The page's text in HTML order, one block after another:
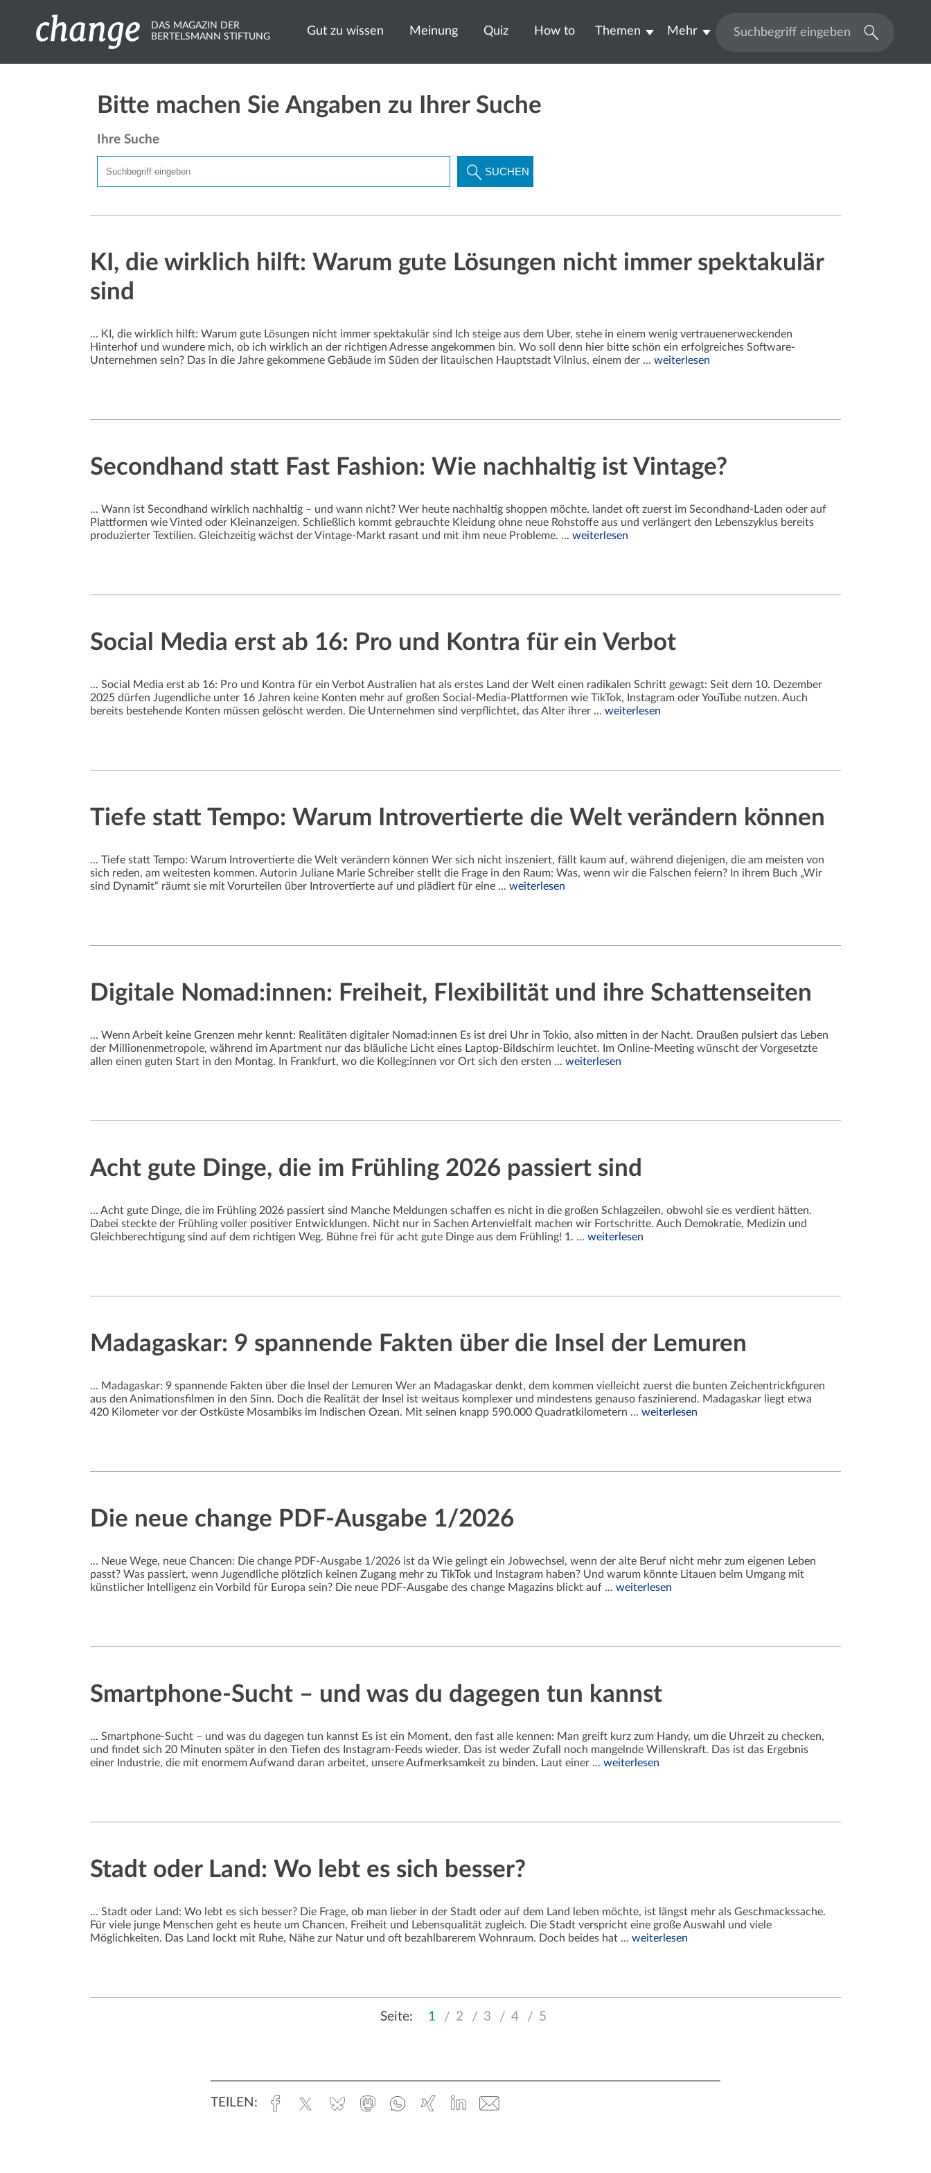
DAS MAGAZIN DER
BERTELSMANN STIFTUNG
Suchen
Gut zu wissen Meinung Quiz How to Themen Mehr
Bitte machen Sie Angaben zu Ihrer Suche
Ihre Suche
Suchbegriff
eingeben
SUCHEN
KI, die wirklich hilft: Warum gute Lösungen nicht immer spektakulär
sind
... KI, die wirklich hilft: Warum gute Lösungen nicht immer spektakulär sind Ich steige aus dem Uber, stehe in einem wenig vertrauenerweckenden
Hinterhof und wundere mich, ob ich wirklich an der richtigen Adresse angekommen bin. Wo soll denn hier bitte schön ein erfolgreiches Software-
Unternehmen sein? Das in die Jahre gekommene Gebäude im Süden der litauischen Hauptstadt Vilnius, einem der ... weiterlesen
Secondhand statt Fast Fashion: Wie nachhaltig ist Vintage?
... Wann ist Secondhand wirklich nachhaltig – und wann nicht? Wer heute nachhaltig shoppen möchte, landet oft zuerst im Secondhand-Laden oder auf
Plattformen wie Vinted oder Kleinanzeigen. Schließlich kommt gebrauchte Kleidung ohne neue Rohstoffe aus und verlängert den Lebenszyklus bereits
produzierter Textilien. Gleichzeitig wächst der Vintage-Markt rasant und mit ihm neue Probleme. ... weiterlesen
Social Media erst ab 16: Pro und Kontra für ein Verbot
... Social Media erst ab 16: Pro und Kontra für ein Verbot Australien hat als erstes Land der Welt einen radikalen Schritt gewagt: Seit dem 10. Dezember
2025 dürfen Jugendliche unter 16 Jahren keine Konten mehr auf großen Social-Media-Plattformen wie TikTok, Instagram oder YouTube nutzen. Auch
bereits bestehende Konten müssen gelöscht werden. Die Unternehmen sind verpflichtet, das Alter ihrer ... weiterlesen
Tiefe statt Tempo: Warum Introvertierte die Welt verändern können
... Tiefe statt Tempo: Warum Introvertierte die Welt verändern können Wer sich nicht inszeniert, fällt kaum auf, während diejenigen, die am meisten von
sich reden, am weitesten kommen. Autorin Juliane Marie Schreiber stellt die Frage in den Raum: Was, wenn wir die Falschen feiern? In ihrem Buch „Wir
sind Dynamit“ räumt sie mit Vorurteilen über Introvertierte auf und plädiert für eine ... weiterlesen
Digitale Nomad:innen: Freiheit, Flexibilität und ihre Schattenseiten
... Wenn Arbeit keine Grenzen mehr kennt: Realitäten digitaler Nomad:innen Es ist drei Uhr in Tokio, also mitten in der Nacht. Draußen pulsiert das Leben
der Millionenmetropole, während im Apartment nur das bläuliche Licht eines Laptop-Bildschirm leuchtet. Im Online-Meeting wünscht der Vorgesetzte
allen einen guten Start in den Montag. In Frankfurt, wo die Kolleg:innen vor Ort sich den ersten ... weiterlesen
Acht gute Dinge, die im Frühling 2026 passiert sind
... Acht gute Dinge, die im Frühling 2026 passiert sind Manche Meldungen schaffen es nicht in die großen Schlagzeilen, obwohl sie es verdient hätten.
Dabei steckte der Frühling voller positiver Entwicklungen. Nicht nur in Sachen Artenvielfalt machen wir Fortschritte. Auch Demokratie, Medizin und
Gleichberechtigung sind auf dem richtigen Weg. Bühne frei für acht gute Dinge aus dem Frühling! 1. ... weiterlesen
Madagaskar: 9 spannende Fakten über die Insel der Lemuren
... Madagaskar: 9 spannende Fakten über die Insel der Lemuren Wer an Madagaskar denkt, dem kommen vielleicht zuerst die bunten Zeichentrickfiguren
aus den Animationsfilmen in den Sinn. Doch die Realität der Insel ist weitaus komplexer und mindestens genauso faszinierend. Madagaskar liegt etwa
420 Kilometer vor der Ostküste Mosambiks im Indischen Ozean. Mit seinen knapp 590.000 Quadratkilometern ... weiterlesen
Die neue change PDF-Ausgabe 1/2026
... Neue Wege, neue Chancen: Die change PDF-Ausgabe 1/2026 ist da Wie gelingt ein Jobwechsel, wenn der alte Beruf nicht mehr zum eigenen Leben
passt? Was passiert, wenn Jugendliche plötzlich keinen Zugang mehr zu TikTok und Instagram haben? Und warum könnte Litauen beim Umgang mit
künstlicher Intelligenz ein Vorbild für Europa sein? Die neue PDF-Ausgabe des change Magazins blickt auf ... weiterlesen
Smartphone-Sucht – und was du dagegen tun kannst
... Smartphone-Sucht – und was du dagegen tun kannst Es ist ein Moment, den fast alle kennen: Man greift kurz zum Handy, um die Uhrzeit zu checken,
und findet sich 20 Minuten später in den Tiefen des Instagram-Feeds wieder. Das ist weder Zufall noch mangelnde Willenskraft. Das ist das Ergebnis
einer Industrie, die mit enormem Aufwand daran arbeitet, unsere Aufmerksamkeit zu binden. Laut einer ... weiterlesen
Stadt oder Land: Wo lebt es sich besser?
... Stadt oder Land: Wo lebt es sich besser? Die Frage, ob man lieber in der Stadt oder auf dem Land leben möchte, ist längst mehr als Geschmackssache.
Für viele junge Menschen geht es heute um Chancen, Freiheit und Lebensqualität zugleich. Die Stadt verspricht eine große Auswahl und viele
Möglichkeiten. Das Land lockt mit Ruhe, Nähe zur Natur und oft bezahlbarerem Wohnraum. Doch beides hat ... weiterlesen
Seite: Seite:
1 Seite:
2 Seite:
3 Seite:
4 Seite:
5
TEILEN: Facebook
x.com BlueskyMastodonWhatsapp
Xing
Linked